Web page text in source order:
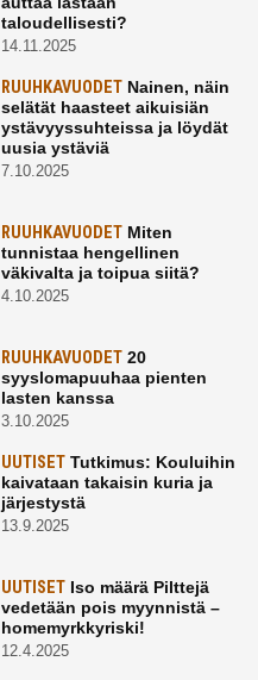
taloudellisesti?
14.11.2025
RUUHKAVUODETNainen, näin
selätät haasteet aikuisiän
ystävyyssuhteissa ja löydät
uusia ystäviä
7.10.2025
RUUHKAVUODETMiten
tunnistaa hengellinen
väkivalta ja toipua siitä?
4.10.2025
RUUHKAVUODET20
syyslomapuuhaa pienten
lasten kanssa
3.10.2025
UUTISETTutkimus: Kouluihin
kaivataan takaisin kuria ja
järjestystä
13.9.2025
UUTISETIso määrä Pilttejä
vedetään pois myynnistä –
homemyrkkyriski!
12.4.2025